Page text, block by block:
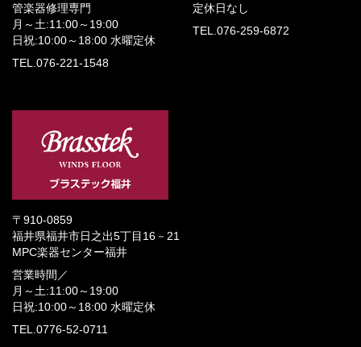
管楽器修理専門
月～土:11:00～19:00
日祝:10:00～18:00 水曜定休
TEL.076-221-1548
定休日なし
TEL.076-259-6872
〒910-0859
福井県福井市日之出5丁目16－21
MPC楽器センター福井
営業時間／
月～土:11:00～19:00
日祝:10:00～18:00 水曜定休
TEL.0776-52-0711